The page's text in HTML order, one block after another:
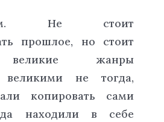
Не стоит
прошлое, но стоит
великие жанры
великими не тогда,
копировать сами
находили в себе